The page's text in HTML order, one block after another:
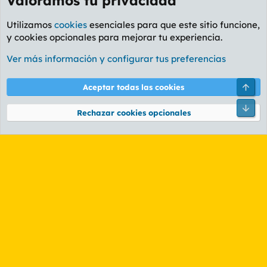
Foro General
Cookies
PL OLDSTYLE AMARILLO
Términos y reglas Política de privacidad Ayuda
Community platform by XenForo® © 2010-2026 XenForo Ltd.
Utilizamos cookies esenciales para que este sitio funcione,
y cookies opcionales para mejorar tu experiencia.
Ver más información y configurar tus preferencias
Aceptar todas las cookies
Rechazar cookies opcionales
Pie